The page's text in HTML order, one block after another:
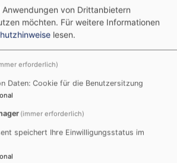
Leinburg-Entenberg
am kommenden Sonntag
Um 9.30 Uhr in
mit
Klenk & Team zu Lk
Gottes Liebe".
Uhr in Entenberg mit Diakon
von Drittanbietern
möchten. Für weitere Informationen
lesen.
erforderlich)
Daten: Cookie für die Benutzersitzung
(immer erforderlich)
speichert Ihre Einwilligungsstatus im